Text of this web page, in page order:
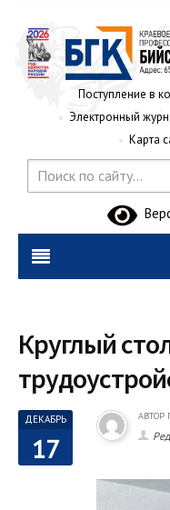
Поступление в
Электронный
Карта
Круглый
ДЕКАБРЬ
17
АВТОР